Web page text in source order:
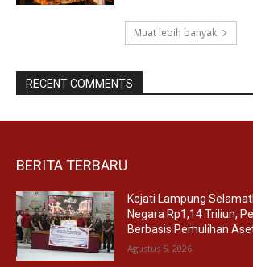
Muat lebih banyak
RECENT COMMENTS
BERITA TERBARU
Kejati Lampung
Negara Rp1,14 Triliun,
Berbasis Pemulihan
Agustus 5, 2026